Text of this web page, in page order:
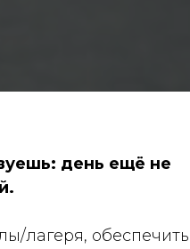
день ещё не
лагеря, обеспечить